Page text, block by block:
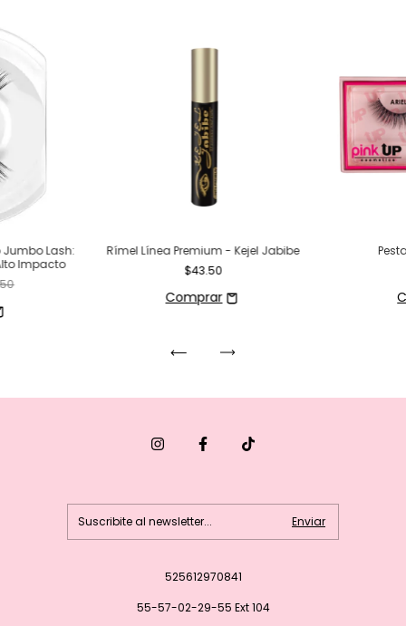
Jumbo Lash:
Impacto
Rímel Línea Premium - Kejel Jabibe
$43.50
525612970841
55-57-02-29-55 Ext 104